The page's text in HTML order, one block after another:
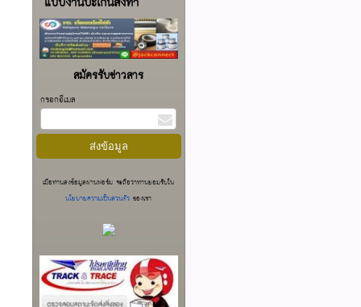
สมัครรับข่าวสาร
กรอกอีเมล
เมื่อท่านส่งข้อมูลผ่านฟอร์ม จะถือว่าท่านยอมรับใน
นโยบายความเป็นส่วนตัวของเรา